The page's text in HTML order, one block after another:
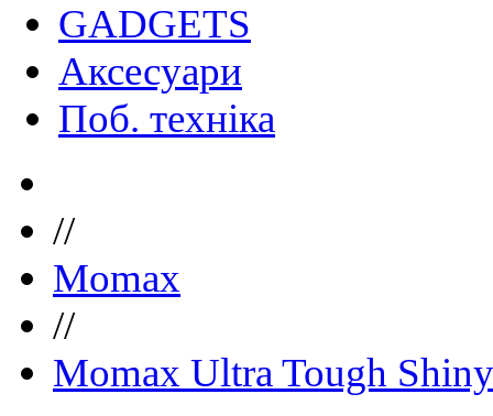
GADGETS
Аксесуари
Поб. техніка
//
Momax
//
Momax Ultra Tough